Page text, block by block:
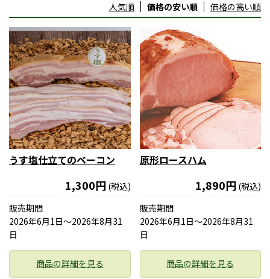
人気順
価格の安い順 価格の高い順
うす塩仕立てのベーコン
1,300円 (税込)
販売期間
2026年6月1日〜2026年8月31
日
商品の詳細を見る
原形ロースハム
1,890円 (税込)
販売期間
2026年6月1日〜2026年8月31
日
商品の詳細を見る